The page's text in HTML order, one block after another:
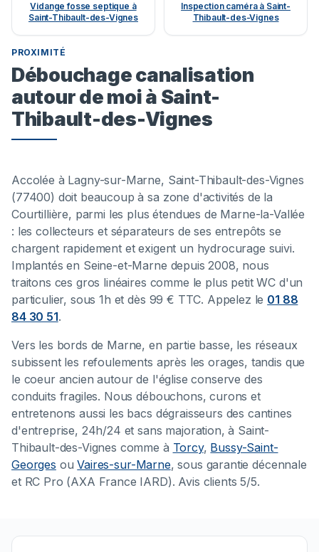
Vidange fosse septique à
Saint-Thibault-des-Vignes
Inspection caméra à Saint-
Thibault-des-Vignes
PROXIMITÉ
Débouchage canalisation
autour de moi à Saint-
Thibault-des-Vignes
Accolée à Lagny-sur-Marne, Saint-Thibault-des-Vignes
(77400) doit beaucoup à sa zone d'activités de la
Courtillière, parmi les plus étendues de Marne-la-Vallée
: les collecteurs et séparateurs de ses entrepôts se
chargent rapidement et exigent un hydrocurage suivi.
Implantés en Seine-et-Marne depuis 2008, nous
traitons ces gros linéaires comme le plus petit WC d'un
particulier, sous 1h et dès 99 € TTC. Appelez le 01 88
84 30 51.
Vers les bords de Marne, en partie basse, les réseaux
subissent les refoulements après les orages, tandis que
le coeur ancien autour de l'église conserve des
conduits fragiles. Nous débouchons, curons et
entretenons aussi les bacs dégraisseurs des cantines
d'entreprise, 24h/24 et sans majoration, à Saint-
Thibault-des-Vignes comme à Torcy, Bussy-Saint-
Georges ouVaires-sur-Marne, sous garantie décennale
et RC Pro (AXA France IARD). Avis clients 5/5.